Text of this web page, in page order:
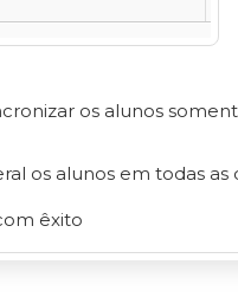
os alunos
os alunos em todas
êxito